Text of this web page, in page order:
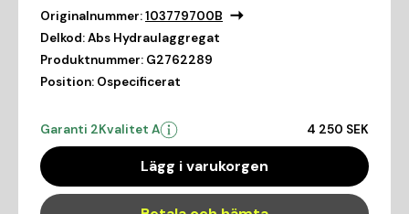
Originalnummer:103779700B
Delkod:Abs Hydraulaggregat
Produktnummer: G2762289
Position: Ospecificerat
Garanti 2Kvalitet A 4 250 SEK
Lägg i varukorgen